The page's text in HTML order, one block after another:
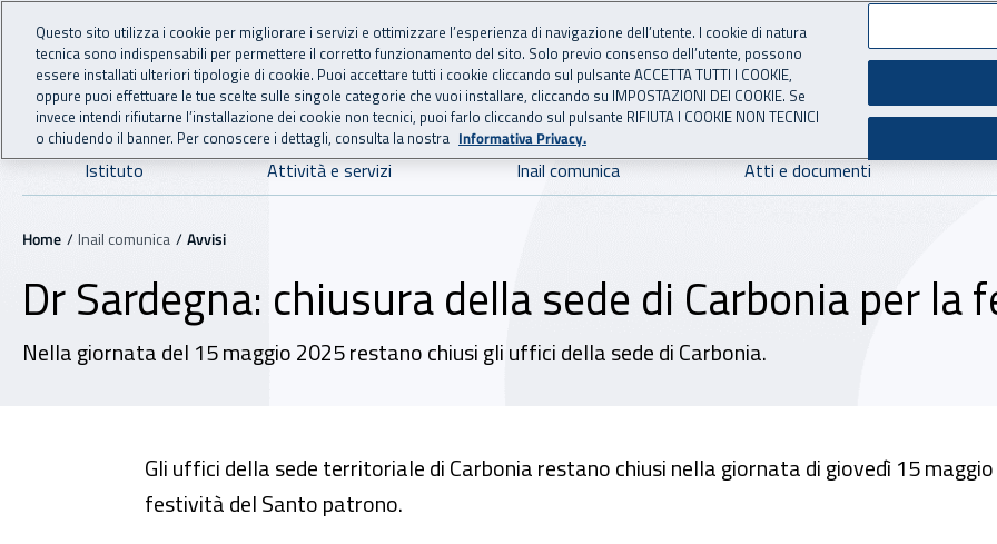
Vai al menu principale
Vai al contenuto principale
INAIL - Istituto Nazionale per l'Assicurazione
Navigazione principale
Istituto Attività e servizi Inail comunica Atti e documenti
Navigazione - Ti trovi in:
Home Inail comunica Avvisi
Dr Sardegna: chiusura della sede di Carbonia per
Nella giornata del 15 maggio 2025 restano chiusi gli uffici della sede di Carbonia.
Gli uffici della sede territoriale di Carbonia restano chiusi nella giornata di giovedì 15
festività del Santo patrono.
Questo sito utilizza i cookie per migliorare i servizi e ottimizzare l’esperienza di navigazione dell’utente. I cookie di natura
tecnica sono indispensabili per permettere il corretto funzionamento del sito. Solo previo consenso dell’utente, possono
essere installati ulteriori tipologie di cookie. Puoi accettare tutti i cookie cliccando sul pulsante ACCETTA TUTTI I COOKIE,
oppure puoi effettuare le tue scelte sulle singole categorie che vuoi installare, cliccando su IMPOSTAZIONI DEI COOKIE. Se
invece intendi rifiutarne l’installazione dei cookie non tecnici, puoi farlo cliccando sul pulsante RIFIUTA I COOKIE NON TECNICI
o chiudendo il banner. Per conoscere i dettagli, consulta la nostra Informativa Privacy.